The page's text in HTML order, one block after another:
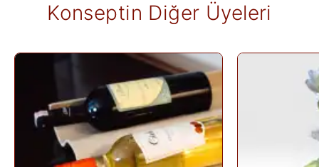
mümkün olmayan ürünlerde iade kabul edilmez. Ayıplı ürünler,
teslim sırasında kargo tutanağı ile belgelenmediği sürece iade
ve ürüne göre değişiklik gösterebilir; bu bilgiler ürün
İade edilen ürünler, iade şartlarına uygun olduğu takdirde 10
gün içinde bankanıza iletilir. İade sürecini başlatmak için lütfen
İade Formu'nu doldurunuz veya Siparişlerim
iade talebi oluşturunuz.
Konseptin Diğer Üyeleri